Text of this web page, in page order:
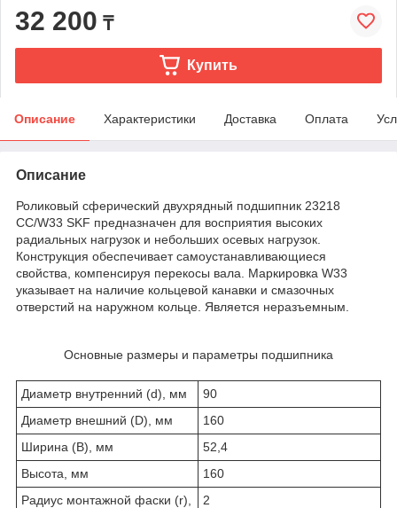
32 200 ₸
Купить
Описание Характеристики Доставка Оплата
Описание
Роликовый сферический двухрядный подшипник 23218
CC/W33 SKF предназначен для восприятия высоких
радиальных нагрузок и небольших осевых нагрузок.
Конструкция обеспечивает самоустанавливающиеся
свойства, компенсируя перекосы вала. Маркировка W33
указывает на наличие кольцевой канавки и смазочных
отверстий на наружном кольце. Является неразъемным.
Основные размеры и параметры подшипника
Диаметр внутренний (d), мм
90
Диаметр внешний (D), мм
160
Ширина (В), мм
52,4
Высота, мм
160
Радиус монтажной фаски (r),
2